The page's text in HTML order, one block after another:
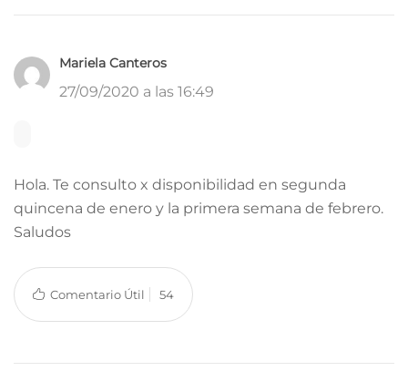
Mariela Canteros
27/09/2020 a las 16:49
Hola. Te consulto x disponibilidad en segunda
quincena de enero y la primera semana de febrero.
Saludos
Comentario Útil 54